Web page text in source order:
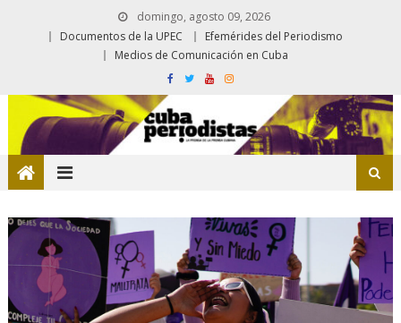
domingo, agosto 09, 2026
Documentos de la UPEC
Efemérides del Periodismo
Medios de Comunicación en Cuba